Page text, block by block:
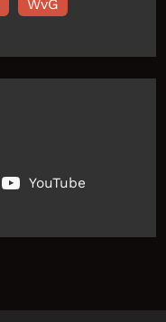
WvG
YouTube